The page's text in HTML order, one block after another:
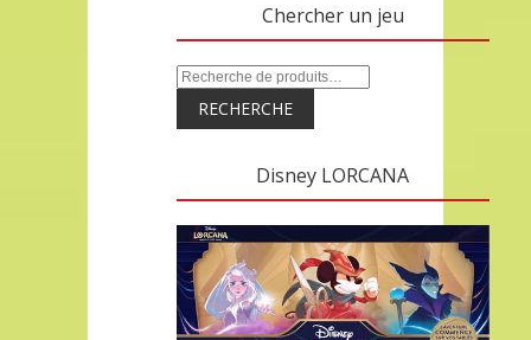
Chercher un jeu
RECHERCHE
Disney LORCANA